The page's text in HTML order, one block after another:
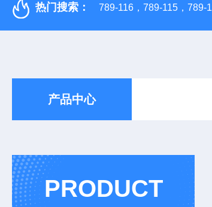
热门搜索： 789-116，789-115，789-
产品中心
PRODUCT